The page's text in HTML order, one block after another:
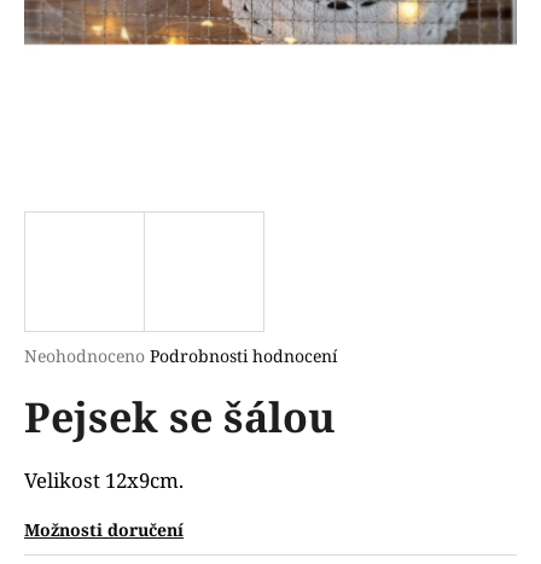
Průměrné
produktu
je
z
5
Neohodnoceno Podrobnosti hodnocení
Pejsek se šálou
Velikost 12x9cm.
Možnosti doručení
a
o
p
o
r
u
č